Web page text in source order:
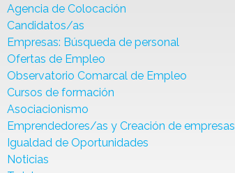
Agencia de Colocación
Candidatos/as
Empresas: Búsqueda de personal
Ofertas de Empleo
Observatorio Comarcal de Empleo
Cursos de formación
Asociacionismo
Emprendedores/as y Creación de empresas
Igualdad de Oportunidades
Noticias